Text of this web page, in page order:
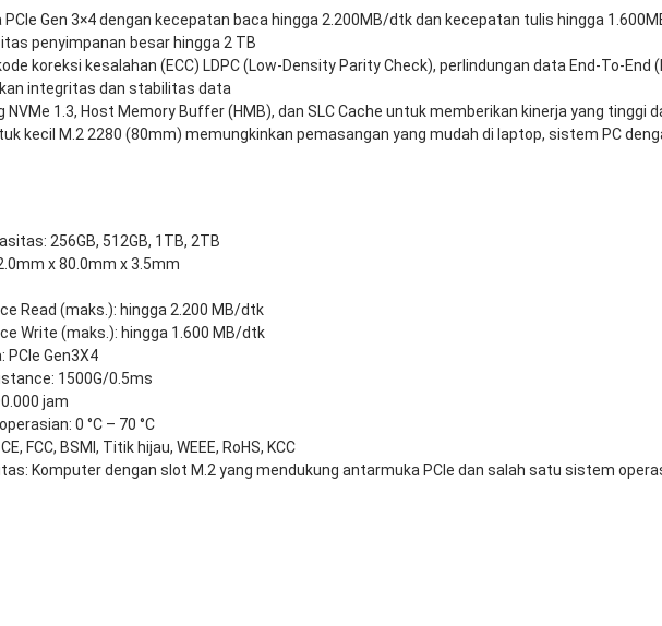
Gen 3×4 dengan kecepatan baca hingga 2.200MB/dtk dan kecepatan tulis hingga
penyimpanan besar hingga 2 TB
koreksi kesalahan (ECC) LDPC (Low-Density Parity Check), perlindungan data End-To-End
integritas dan stabilitas data
NVMe 1.3, Host Memory Buffer (HMB), dan SLC Cache untuk memberikan kinerja yang tinggi
kecil M.2 2280 (80mm) memungkinkan pemasangan yang mudah di laptop, sistem PC
256GB, 512GB, 1TB, 2TB
x 80.0mm x 3.5mm
Read (maks.): hingga 2.200 MB/dtk
Write (maks.): hingga 1.600 MB/dtk
PCIe Gen3X4
1500G/0.5ms
jam
0 °C – 70 °C
FCC, BSMI, Titik hijau, WEEE, RoHS, KCC
Komputer dengan slot M.2 yang mendukung antarmuka PCIe dan salah satu sistem